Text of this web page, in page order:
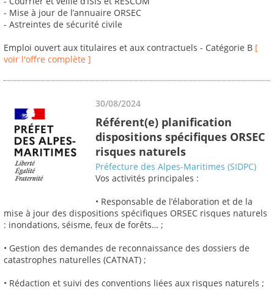
- Mise à jour de l’annuaire ORSEC
- Astreintes de sécurité civile
Emploi ouvert aux titulaires et aux contractuels - Catégorie B [
voir l'offre complète ]
30/08/2024
Référent(e) planification
dispositions spécifiques ORSEC
risques naturels
Préfecture des Alpes-Maritimes (SIDPC)
Vos activités principales :
• Responsable de l’élaboration et de la
mise à jour des dispositions spécifiques ORSEC risques naturels
: inondations, séisme, feux de forêts… ;
• Gestion des demandes de reconnaissance des dossiers de
catastrophes naturelles (CATNAT) ;
• Rédaction et suivi des conventions liées aux risques naturels ;